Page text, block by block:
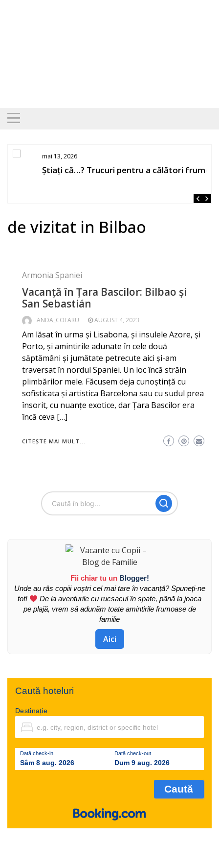
mai 13, 2026
Știați că…? Trucuri pentru a călători frumos
de vizitat in Bilbao
Armonia Spaniei
Vacanță în Ţara Bascilor: Bilbao și
San Sebastián
ANDA_COFARU AUGUST 4, 2023
Am lăsat în urma și Lisabona, și insulele Azore, și
Porto, și amintirile adunate în cele două
săptămâni și jumătate petrecute aici și-am
traversat în nordul Spaniei. Un loc încă străin
plimbărilor mele. Făcusem deja cunoștință cu
sofisticata și artistica Barcelona sau cu sudul prea
însorit, cu nuanțe exotice, dar Țara Bascilor era
încă ceva […]
CITEȘTE MAI MULT...
Fii chiar tu un Blogger!
Unde au râs copiii voștri cel mai tare în vacanță? Spuneți-ne
tot!
De la aventurile cu rucsacul în spate, până la joaca
pe plajă, vrem să adunăm toate amintirile frumoase de
familie
Aici
Caută hoteluri
Destinație
Dată check-in
Sâm 8 aug. 2026
Dată check-out
Dum 9 aug. 2026